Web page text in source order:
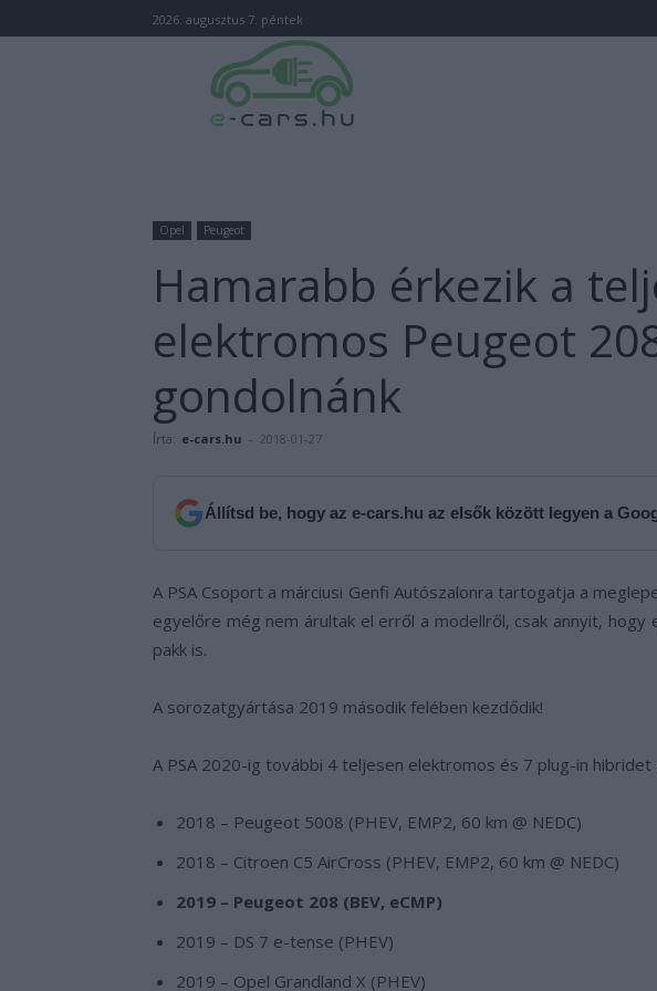
2026. augusztus 7. péntek
Opel Peugeot
Hamarabb érkezik a
elektromos Peugeot
gondolnánk
Írta: e-cars.hu - 2018-01-27
Állítsd be, hogy az e-cars.hu az elsők között legyen a
A PSA Csoport a márciusi Genfi Autószalonra tartogatja a
egyelőre még nem árultak el erről a modellről, csak annyit,
pakk is.
A sorozatgyártása 2019 második felében kezdődik!
A PSA 2020-ig további 4 teljesen elektromos és 7 plug-in hibridet
2018 – Peugeot 5008 (PHEV, EMP2, 60 km @ NEDC)
2018 – Citroen C5 AirCross (PHEV, EMP2, 60 km @ NEDC)
2019 – Peugeot 208 (BEV, eCMP)
2019 – DS 7 e-tense (PHEV)
2019 – Opel Grandland X (PHEV)